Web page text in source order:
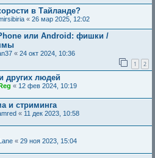
в Тайланде?
« 26 мар 2025, 12:02
или Android: фишки /
« 24 окт 2024, 10:36
1 2
других людей
« 12 фев 2024, 10:19
и стриминга
« 11 дек 2023, 10:58
« 29 ноя 2023, 15:04